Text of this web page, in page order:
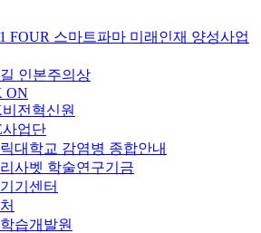
FOUR 스마트파마 미래인재 양성사업
인본주의상
ON
전혁신원
사업단
대학교 감염병 종합안내
사벳 학술연구기금
기센터
습개발원